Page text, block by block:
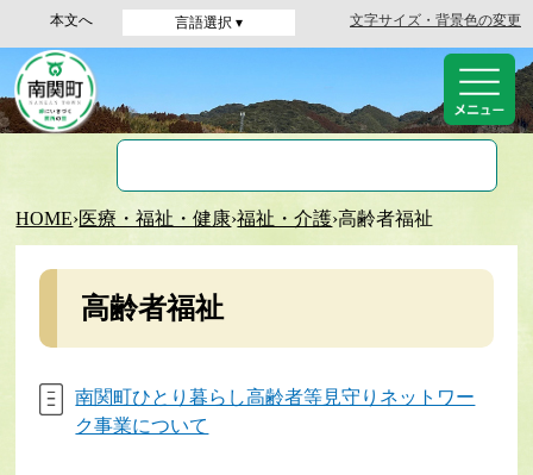
本文へ 言語選択 ▾ 文字サイズ・背景色の変更
HOME›医療・福祉・健康›福祉・介護›高齢者福祉
高齢者福祉
南関町ひとり暮らし高齢者等見守りネットワー
ク事業について